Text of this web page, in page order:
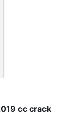
cc crack